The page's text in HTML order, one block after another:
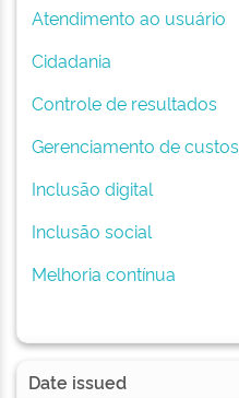
Atendimento ao usuário
Cidadania
Controle de resultados
Gerenciamento de custos
Inclusão digital
Inclusão social
Melhoria contínua
Date issued